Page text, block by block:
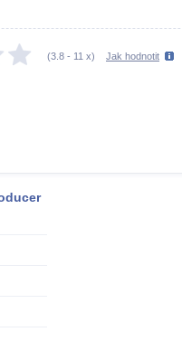
(3.8 - 11 x) Jak hodnotit